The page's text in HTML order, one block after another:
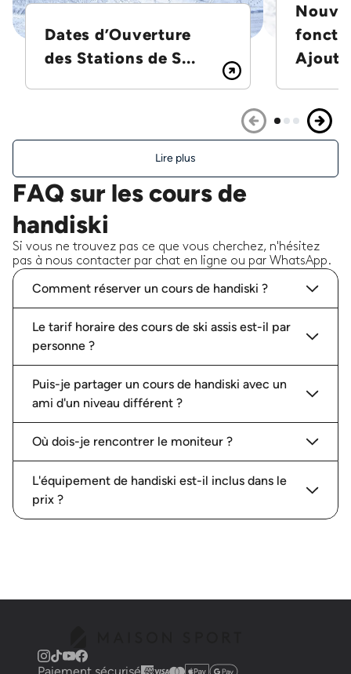
Dates d’Ouverture
des Stations de S...
Lire plus
FAQ sur les cours de
handiski
Si vous ne trouvez pas ce que vous cherchez, n'hésitez
pas à nous contacter par chat en ligne ou par WhatsApp.
Comment réserver un cours de handiski ?
Le tarif horaire des cours de ski assis est-il par
personne ?
Puis-je partager un cours de handiski avec un
ami d'un niveau différent ?
Où dois-je rencontrer le moniteur ?
L'équipement de handiski est-il inclus dans le
prix ?